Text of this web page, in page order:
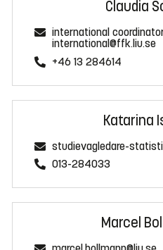
Claudia
international
international@ffk.liu.se
+46 13 284614
Katarina
studievagledare-
013-284033
Marcel